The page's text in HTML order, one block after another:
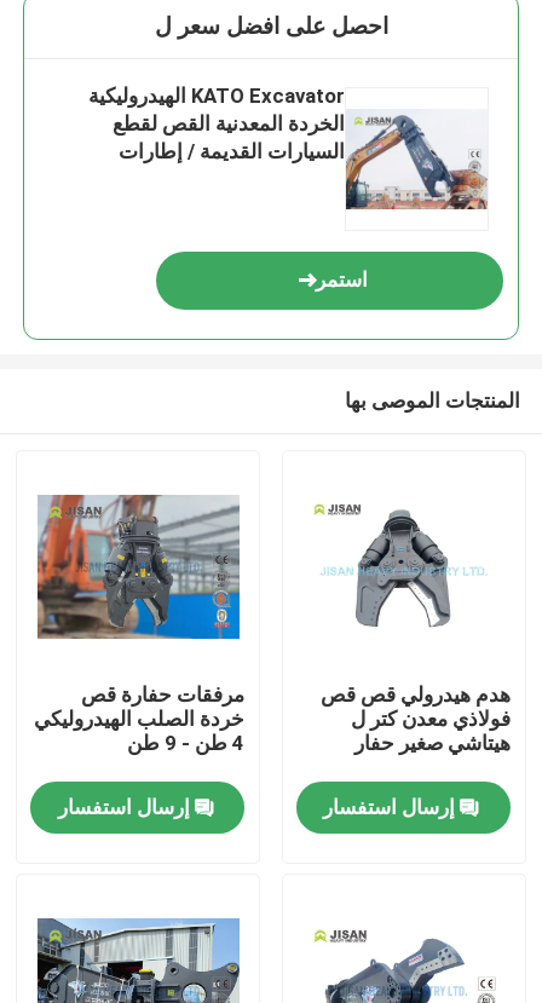
بيت
معلومات عنا
احصل على افضل سعر ل
KATO Excavator الهيدروليكية
الخردة المعدنية القص لقطع
السيارات القديمة / إطارات
استمر
المنتجات الموصى بها
هدم هيدرولي قص قص
فولاذي معدن كتر ل
هيتاشي صغير حفار
إرسال استفسار
مرفقات حفارة قص
خردة الصلب الهيدروليكي
4 طن - 9 طن
إرسال استفسار